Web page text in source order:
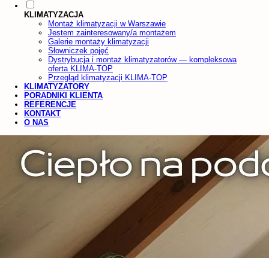
KLIMATYZACJA
Montaż klimatyzacji w Warszawie
Jestem zainteresowany/a montażem
Galerie montaży klimatyzacji
Słowniczek pojęć
Dystrybucja i montaż klimatyzatorów — kompleksowa
oferta KLIMA-TOP
Przegląd klimatyzacji KLIMA-TOP
KLIMATYZATORY
PORADNIKI KLIENTA
REFERENCJE
KONTAKT
O NAS